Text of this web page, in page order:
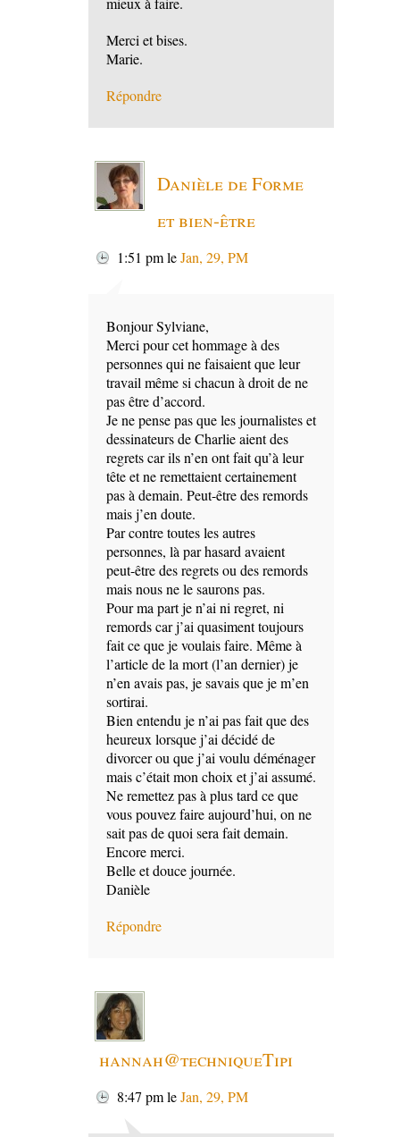
Merci et bises.
Marie.
Répondre
Danièle de Forme
et bien-être
1:51 pmleJan, 29, PM
Bonjour Sylviane,
Merci pour cet hommage à des
personnes qui ne faisaient que leur
travail même si chacun à droit de ne
pas être d’accord.
Je ne pense pas que les journalistes et
dessinateurs de Charlie aient des
regrets car ils n’en ont fait qu’à leur
tête et ne remettaient certainement
pas à demain. Peut-être des remords
mais j’en doute.
Par contre toutes les autres
personnes, là par hasard avaient
peut-être des regrets ou des remords
mais nous ne le saurons pas.
Pour ma part je n’ai ni regret, ni
remords car j’ai quasiment toujours
fait ce que je voulais faire. Même à
l’article de la mort (l’an dernier) je
n’en avais pas, je savais que je m’en
sortirai.
Bien entendu je n’ai pas fait que des
heureux lorsque j’ai décidé de
divorcer ou que j’ai voulu déménager
mais c’était mon choix et j’ai assumé.
Ne remettez pas à plus tard ce que
vous pouvez faire aujourd’hui, on ne
sait pas de quoi sera fait demain.
Encore merci.
Belle et douce journée.
Danièle
Répondre
hannah@techniqueTipi
8:47 pmleJan, 29, PM